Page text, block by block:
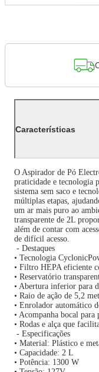
Características
O Aspirador de Pó
praticidade e tecnologia
sistema sem saco e
múltiplas etapas,
um ar mais puro ao
transparente de 2L
além de contar com
de difícil acesso.
- Destaques
• Tecnologia
• Filtro HEPA eficiente
• Reservatório
• Abertura inferior para
• Raio de ação de 5,2
• Enrolador automático
• Acompanha bocal para
• Rodas e alça que
- Especificações
• Material: Plástico e
• Capacidade: 2 L
• Potência: 1300 W